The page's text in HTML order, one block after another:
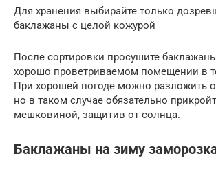
Для хранения выбирайте только
баклажаны с целой кожурой
После сортировки просушите
хорошо проветриваемом помещении в
При хорошей погоде можно разложить
но в таком случае обязательно
мешковиной, защитив от солнца.
Баклажаны на зиму